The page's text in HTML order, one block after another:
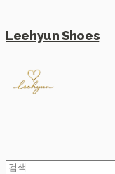
Leehyun Shoes